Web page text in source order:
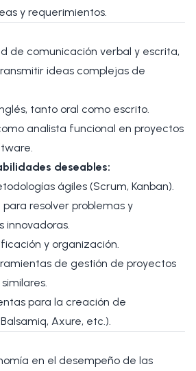
y requerimientos.
de comunicación verbal y escrita,
ideas complejas de
tanto oral como escrito.
analista funcional en proyectos
deseables:
ágiles (Scrum, Kanban).
resolver problemas y
innovadoras.
y organización.
de gestión de proyectos
para la creación de
Axure, etc.).
en el desempeño de las